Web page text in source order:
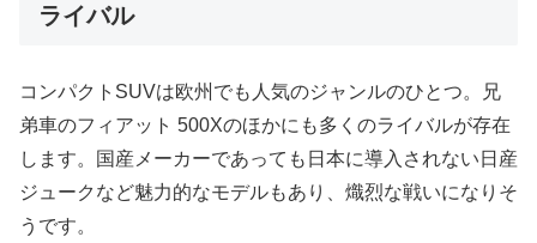
ライバル
コンパクトSUVは欧州でも人気のジャンルのひとつ。兄
弟車のフィアット 500Xのほかにも多くのライバルが存在
します。国産メーカーであっても日本に導入されない日産
ジュークなど魅力的なモデルもあり、熾烈な戦いになりそ
うです。